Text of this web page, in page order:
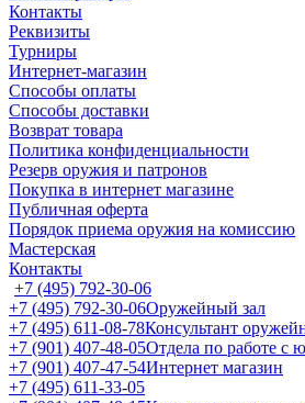
Контакты
Реквизиты
Турниры
Интернет-магазин
Способы оплаты
Способы доставки
Возврат товара
Политика конфиденциальности
Резерв оружия и патронов
Покупка в интернет магазине
Публичная оферта
Порядок приема оружия на комиссию
Мастерская
Контакты
+7 (495) 792-30-06
+7 (495) 792-30-06Оружейный зал
+7 (495) 611-08-78Консультант
+7 (901) 407-48-05Отдела по работе с
+7 (901) 407-47-54Интернет магазин
+7 (495) 611-33-05